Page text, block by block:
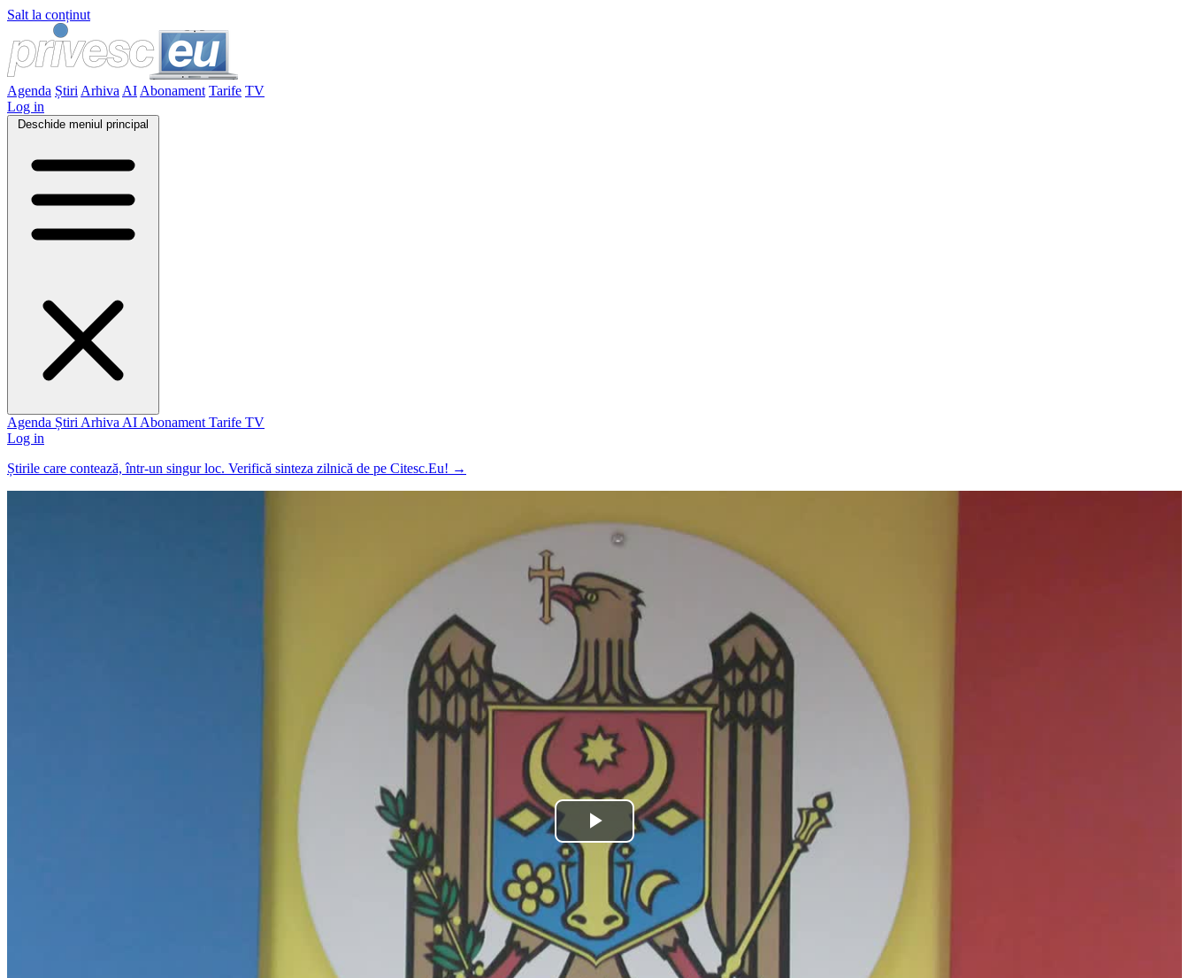
Salt la conținut
Agenda Știri Arhiva AI Abonament Tarife TV
Log in
Deschide meniul principal
Agenda Știri Arhiva AI Abonament Tarife TV
Log in
Știrile care contează, într-un singur loc. Verifică sinteza zilnică de pe Citesc.Eu! →
Play
Video